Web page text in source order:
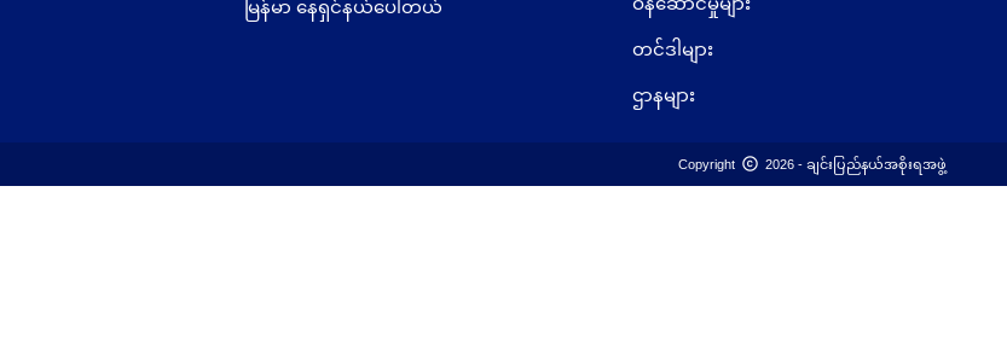
မြန်မာ နေရှင်နယ်ပေါ်တယ်
တင်ဒါများ
ဌာနများ
Copyright copyright 2026 - ချင်းပြည်နယ်အစိုးရအဖွဲ့